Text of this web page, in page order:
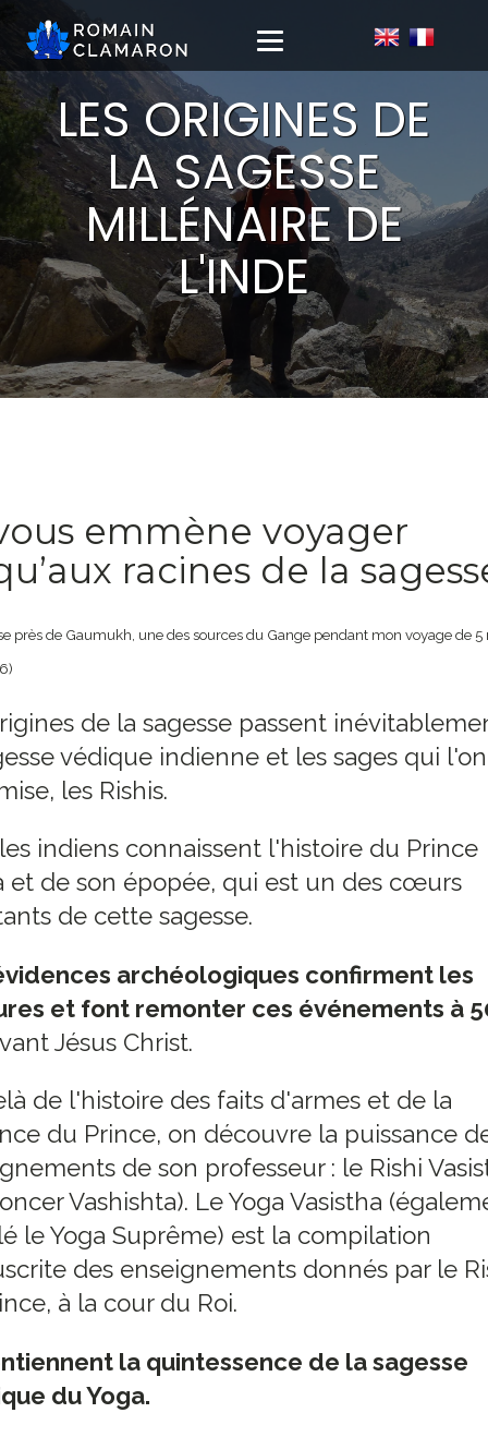
LES ORIGINES DE
LA SAGESSE
MILLÉNAIRE DE
L'INDE
emmène voyager
racines de la
près de Gaumukh, une des sources du Gange pendant mon voyage de 5
de la sagesse passent
védique indienne et les sages qui l'on
les Rishis.
indiens connaissent l'histoire du Prince
et de son épopée, qui est un des cœurs
de cette sagesse.
archéologiques confirment les
et font remonter ces événements à
Jésus Christ.
de l'histoire des faits d'armes et de la
du Prince, on découvre la puissance
de son professeur : le Rishi
Vashishta). Le Yoga Vasistha
le Yoga Suprême) est la compilation
des enseignements donnés par le
à la cour du Roi.
la quintessence de la sagesse
du Yoga.